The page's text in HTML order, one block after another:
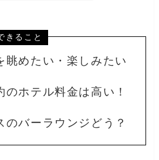
きること
眺めたい・楽しみたい
ホテル料金は高い！
のバーラウンジどう？